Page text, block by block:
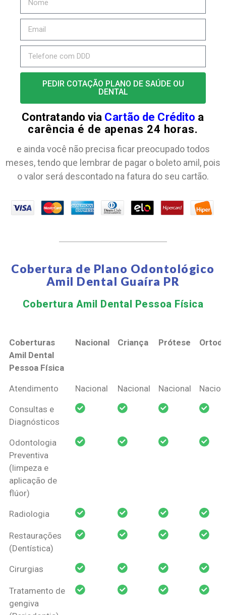
PEDIR COTAÇÃO PLANO DE SAÚDE OU
DENTAL
Contratando via Cartão de Crédito a
carência é de apenas 24 horas.
e ainda você não precisa ficar preocupado todos
meses, tendo que lembrar de pagar o boleto amil, pois
o valor será descontado na fatura do seu cartão.
Cobertura de Plano Odontológico
Amil Dental Guaíra PR
Cobertura Amil Dental Pessoa Física​
Coberturas
Amil Dental
Pessoa Física
Nacional Criança Prótese
Coberturas
Pessoa Física
Nacional Criança Prótese
Atendimento Nacional Nacional Nacional
Consultas e
Diagnósticos
Odontologia
Preventiva
(limpeza e
aplicação de
flúor)
Radiologia
Restaurações
(Dentística)
Cirurgias
Tratamento de
gengiva